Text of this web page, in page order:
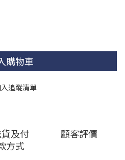
購物車
追蹤清單
及付
方式
顧客評價